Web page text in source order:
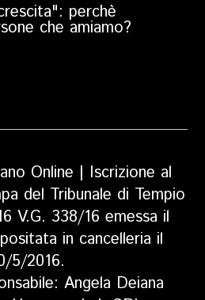
perchè
che amiamo?
Online | Iscrizione al
del Tribunale di Tempio
V.G. 338/16 emessa il
in cancelleria il
5/2016.
Angela Deiana